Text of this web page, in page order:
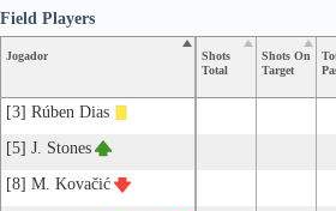
Jogador
Shots
Total
Shots On
Target
[3] Rúben Dias
[5] J. Stones
[8] M. Kovačić
Field Players